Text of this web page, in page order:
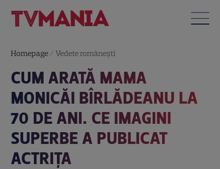
Homepage /Vedete româneşti
CUM ARATĂ MAMA
MONICĂI BÎRLĂDEANU LA
70 DE ANI. CE IMAGINI
SUPERBE A PUBLICAT
ACTRIȚA